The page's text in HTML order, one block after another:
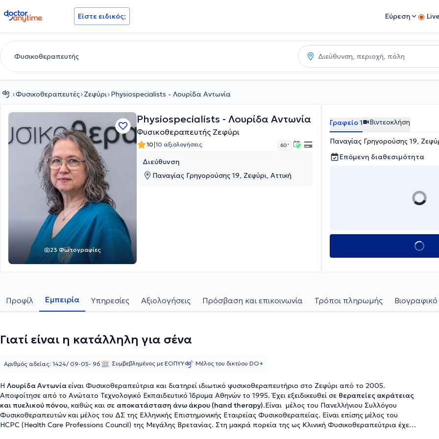
doctoranytime Είστε ειδικός; Εύρεση
Φυσικοθεραπευτές Ζεφύρι Physiospecialists - Λουρίδα Αντωνία
23 Φωτογραφίες
Physiospecialists - Λουρίδα Αντωνία
Φυσικοθεραπευτής Ζεφύρι
10|10 αξιολογήσεις 60 '
Διεύθυνση
Παναγίας Γρηγορούσης 19, Ζεφύρι, Αττική
Γραφείο 1 Βιντεοκλήση
Παναγίας Γρηγορούσης 19,
Επόμενη διαθεσιμότητα
Προφίλ Εμπειρία Υπηρεσίες Αξιολογήσεις Πρόσβαση και επικοινωνία Τρόποι πληρωμής
Γιατί είναι η κατάλληλη για σένα
Η Λουρίδα Αντωνίαείναι Φυσικοθεραπεύτρια και διατηρεί ιδιωτικό φυσικοθεραπευτήριο στο Ζεφύρι από το 2005.
Αποφοίτησε από το Ανώτατο Τεχνολογικό Εκπαιδευτικό Ίδρυμα Αθηνών το 1995. Έχει εξειδικευθεί σε θεραπείες ακράτειας
και πυελικού πόνου, καθώς και σε αποκατάσταση άνω άκρου (hand therapy).Είναι μέλος του Πανελλήνιου Συλλόγου
Φυσικοθεραπευτών και μέλος του ΔΣ της Ελληνικής Επιστημονικής Εταιρείας Φυσικοθεραπείας. Είναι επίσης μέλος του
HCPC (Health Care Professions Council) της Μεγάλης Βρετανίας. Στη μακρά πορεία της ως Κλινική Φυσικοθεραπεύτρια έχει
Αριθμός αδείας: 1424/ 09-05- 96 Συμβεβλημένος με ΕΟΠΥΥ Μέλος του δικτύου DO+